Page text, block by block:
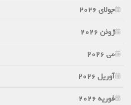
جولای 2026
ژوئن 2026
می 2026
آوریل 2026
فوریه 2026